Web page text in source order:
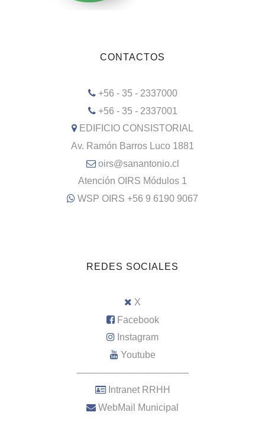
CONTACTOS
+56 - 35 - 2337000
+56 - 35 - 2337001
EDIFICIO CONSISTORIAL
Av. Ramón Barros Luco 1881
oirs@sanantonio.cl
Atención OIRS Módulos 1
WSP OIRS +56 9 6190 9067
REDES SOCIALES
X
Facebook
Instagram
Youtube
–––––––––––––––––––––
Intranet RRHH
WebMail Municipal